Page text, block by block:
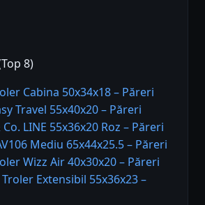
8)
Cabina 50x34x18 – Păreri
Travel 55x40x20 – Păreri
LINE 55x36x20 Roz – Păreri
Mediu 65x44x25.5 – Păreri
Wizz Air 40x30x20 – Păreri
Troler Extensibil 55x36x23 –